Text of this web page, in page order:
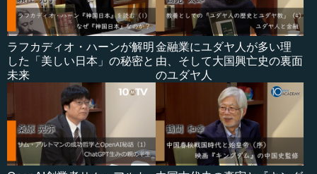
ラフカディオ・ハーンが解明
した「美しい日本」の秘密と
未来
金融業にユダヤ人が多い理
由、そして大国興亡史の裏面
のユダヤ人